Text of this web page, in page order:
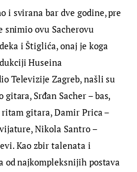
i svirana bar dve godine, pre
snimio ovu Sacherovu
i Štiglića, onaj je koga
Huseina
Televizije Zagreb, našli su
gitara, Srđan Sacher – bas,
gitara, Damir Prica –
Nikola Santro –
Kao zbir talenata i
od najkompleksnijih postava